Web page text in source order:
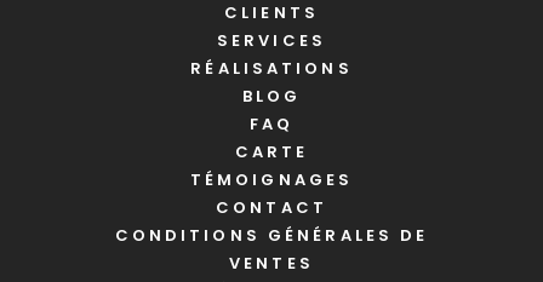
CLIENTS
SERVICES
RÉALISATIONS
BLOG
FAQ
CARTE
TÉMOIGNAGES
CONTACT
CONDITIONS GÉNÉRALES DE
VENTES